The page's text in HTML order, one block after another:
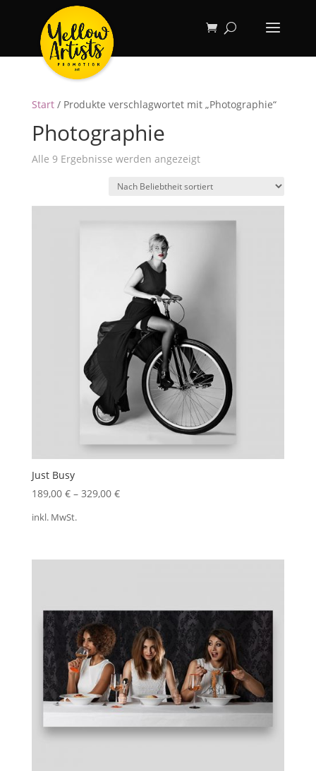
Start/ Produkte verschlagwortet mit „Photographie“
Photographie
Alle 9 Ergebnisse werden angezeigtNach
sortiert
Just Busy
189,00 €– 329,00 €
inkl. MwSt.